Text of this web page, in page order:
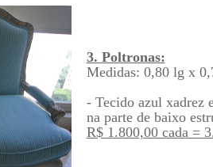
3. Poltronas:
Medidas: 0,80 lg x
- Tecido azul xadrez
na parte de baixo
R$ 1.800,00 cada =